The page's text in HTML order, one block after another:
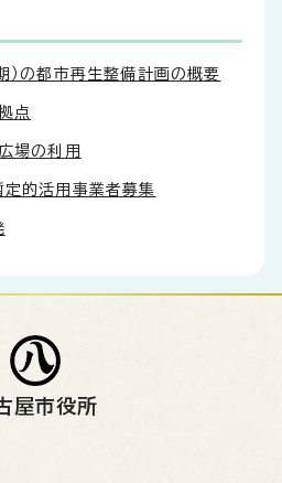
）の都市再生整備計画の概要
点
場の利用
的活用事業者募集
屋市役所